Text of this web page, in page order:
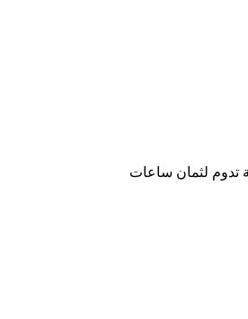
تدوم لثمان ساعات